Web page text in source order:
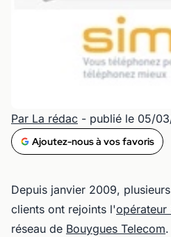
Par La rédac - publié le 05/
Ajoutez-nous à vos favoris
Depuis janvier 2009,
clients ont rejoints l'opérateur
réseau de Bouygues Telecom